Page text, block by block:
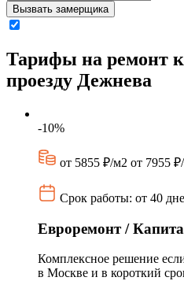
Вызвать замерщика
Тарифы на ремонт
проезду Дежнева
-10%
от 5855 ₽/м2 от 7955
Срок работы: от 40
Евроремонт /
Комплексное решение
в Москве и в короткий